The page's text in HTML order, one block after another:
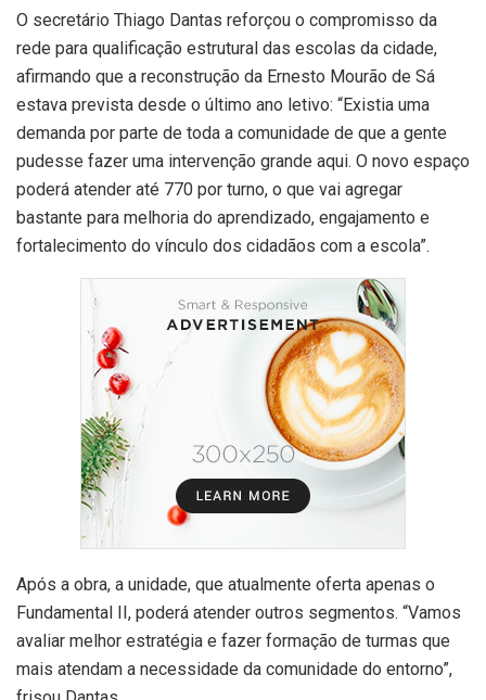
O secretário Thiago Dantas reforçou o compromisso da
rede para qualificação estrutural das escolas da cidade,
afirmando que a reconstrução da Ernesto Mourão de Sá
estava prevista desde o último ano letivo: “Existia uma
demanda por parte de toda a comunidade de que a gente
pudesse fazer uma intervenção grande aqui. O novo espaço
poderá atender até 770 por turno, o que vai agregar
bastante para melhoria do aprendizado, engajamento e
fortalecimento do vínculo dos cidadãos com a escola”.
Após a obra, a unidade, que atualmente oferta apenas o
Fundamental II, poderá atender outros segmentos. “Vamos
avaliar melhor estratégia e fazer formação de turmas que
mais atendam a necessidade da comunidade do entorno”,